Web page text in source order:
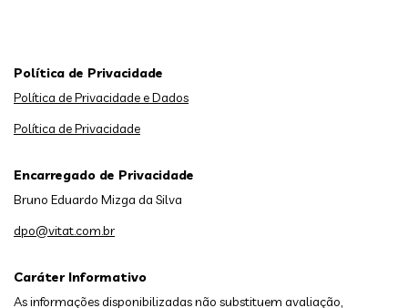
Caráter Informativo
As informações disponibilizadas não substituem avaliação,
Política de Privacidade
Política de Privacidade e Dados
Política de Privacidade
Encarregado de Privacidade
Bruno Eduardo Mizga da Silva
dpo@vitat.com.br